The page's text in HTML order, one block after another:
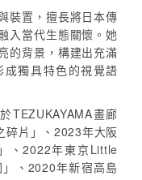
裝置，擅長將日本傳
入當代生態關懷。她
的背景，構建出充滿
獨具特色的視覺語
TEZUKAYAMA畫廊
碎片」、2023年大阪
、2022年東京Little
、2020年新宿高島